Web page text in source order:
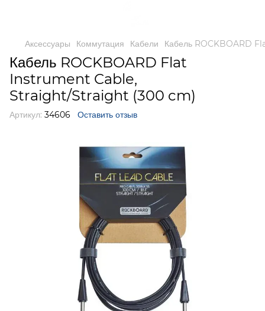
Аксессуары Коммутация Кабели Кабель ROCKBOARD
Кабель ROCKBOARD Flat
Instrument Cable,
Straight/Straight (300 cm)
Артикул: 34606 Оставить отзыв